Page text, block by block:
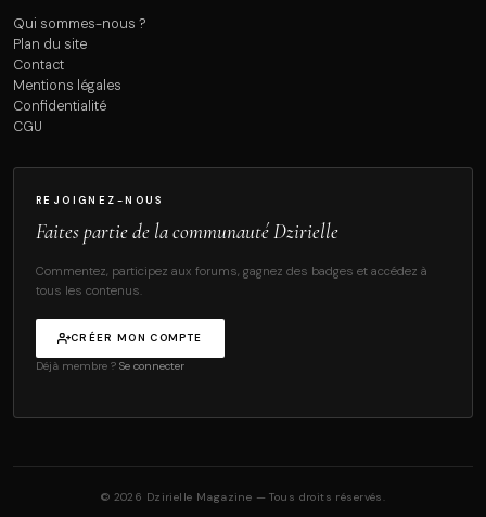
Qui sommes-nous ?
Plan du site
Contact
Mentions légales
Confidentialité
CGU
REJOIGNEZ-NOUS
Faites partie de la communauté Dzirielle
Commentez, participez aux forums, gagnez des badges et accédez à
tous les contenus.
CRÉER MON COMPTE
Déjà membre ? Se connecter
© 2026 Dzirielle Magazine — Tous droits réservés.